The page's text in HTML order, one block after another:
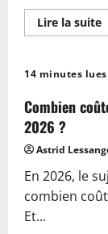
Lire la suiteEn
14 minutes lues
Combien
2026 ?
Astrid
En 2026, le
combien
Et...